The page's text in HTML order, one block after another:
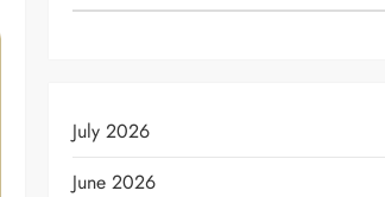
July 2026
June 2026